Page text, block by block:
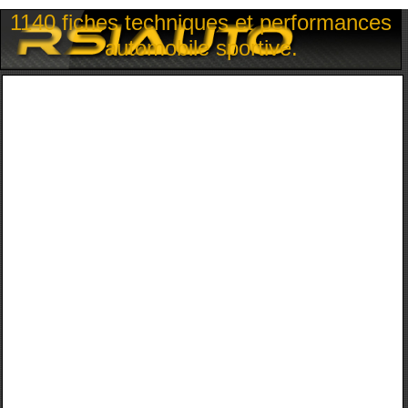
1140 fiches techniques et performances
automobile sportive.